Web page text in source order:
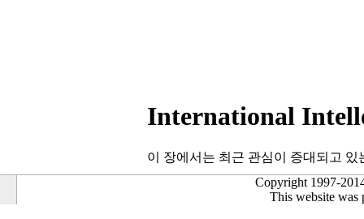
International
이 장에서는 최근 관심이 증대되고
Copyright 1997-
This website